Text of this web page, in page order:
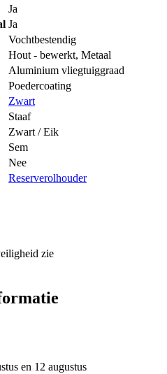
Ja
Ja
Vochtbestendig
Hout - bewerkt, Metaal
Aluminium vliegtuiggraad
Poedercoating
Zwart
Staaf
Zwart / Eik
Sem
Nee
Reserverolhouder
zie
en 12 augustus